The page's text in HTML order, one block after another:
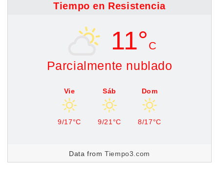
Tiempo en Resistencia
11° C
Parcialmente nublado
Vie
9/17°C
Sáb
9/21°C
Dom
8/17°C
Data fromTiempo3.com